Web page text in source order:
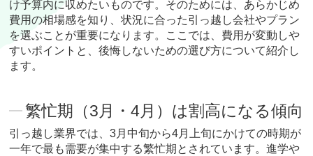
け予算内に収めたいものです。そのためには、あらかじめ
費用の相場感を知り、状況に合った引っ越し会社やプラン
を選ぶことが重要になります。ここでは、費用が変動しや
すいポイントと、後悔しないための選び方について紹介し
ます。
繁忙期（3月・4月）は割高になる傾向
引っ越し業界では、3月中旬から4月上旬にかけての時期が
一年で最も需要が集中する繁忙期とされています。進学や